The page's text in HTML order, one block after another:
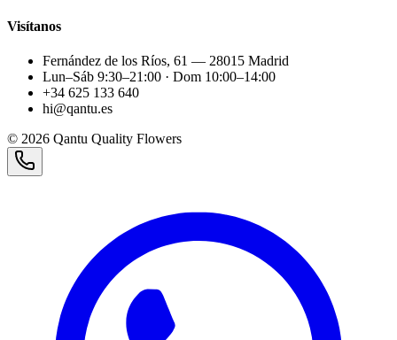
Visítanos
Fernández de los Ríos, 61 — 28015 Madrid
Lun–Sáb 9:30–21:00 · Dom 10:00–14:00
+34 625 133 640
hi@qantu.es
© 2026 Qantu Quality Flowers